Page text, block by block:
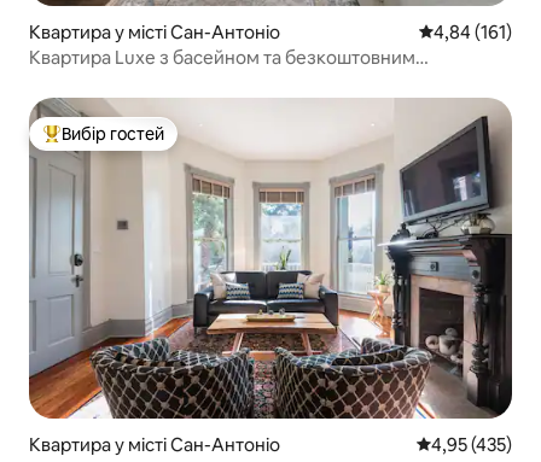
Квартира у місті Сан-Антоніо Середня
4,84 (161)
Квартира Luxe з басейном та безкоштовним
Топ вибір гостей
Вибір гостей
Квартира у місті Сан-Антоніо Середня
4,95 (435)